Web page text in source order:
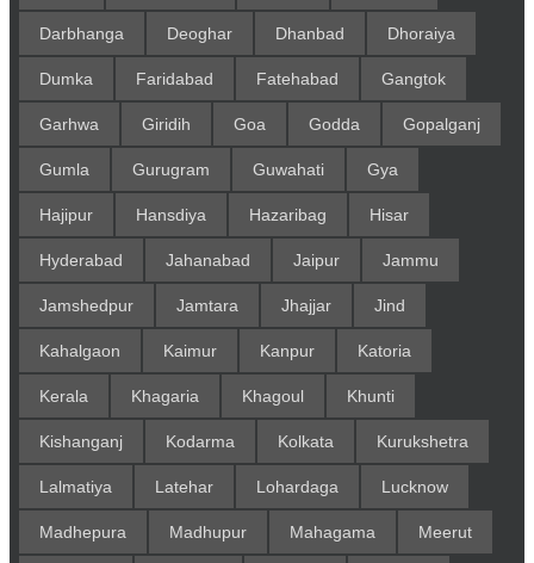
Darbhanga Deoghar Dhanbad Dhoraiya
Dumka Faridabad Fatehabad Gangtok
Garhwa Giridih Goa Godda Gopalganj
Gumla Gurugram Guwahati Gya
Hajipur Hansdiya Hazaribag Hisar
Hyderabad Jahanabad Jaipur Jammu
Jamshedpur Jamtara Jhajjar Jind
Kahalgaon Kaimur Kanpur Katoria
Kerala Khagaria Khagoul Khunti
Kishanganj Kodarma Kolkata Kurukshetra
Lalmatiya Latehar Lohardaga Lucknow
Madhepura Madhupur Mahagama Meerut